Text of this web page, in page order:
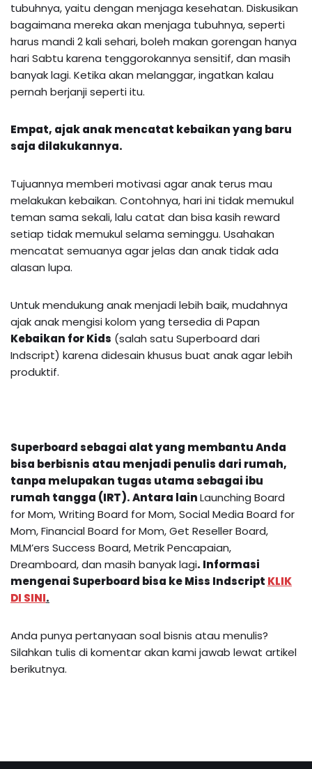
tubuhnya, yaitu dengan menjaga kesehatan. Diskusikan
bagaimana mereka akan menjaga tubuhnya, seperti
harus mandi 2 kali sehari, boleh makan gorengan hanya
hari Sabtu karena tenggorokannya sensitif, dan masih
banyak lagi. Ketika akan melanggar, ingatkan kalau
pernah berjanji seperti itu.
Empat, ajak anak mencatat kebaikan yang baru
saja dilakukannya.
Tujuannya memberi motivasi agar anak terus mau
melakukan kebaikan. Contohnya, hari ini tidak memukul
teman sama sekali, lalu catat dan bisa kasih reward
setiap tidak memukul selama seminggu. Usahakan
mencatat semuanya agar jelas dan anak tidak ada
alasan lupa.
Untuk mendukung anak menjadi lebih baik, mudahnya
ajak anak mengisi kolom yang tersedia di Papan
Kebaikan for Kids (salah satu Superboard dari
Indscript) karena didesain khusus buat anak agar lebih
produktif.
Superboard sebagai alat yang membantu Anda
bisa berbisnis atau menjadi penulis dari rumah,
tanpa melupakan tugas utama sebagai ibu
rumah tangga (IRT). Antara lainLaunching Board
for Mom, Writing Board for Mom, Social Media Board for
Mom, Financial Board for Mom, Get Reseller Board,
MLM’ers Success Board, Metrik Pencapaian,
Dreamboard, dan masih banyak lagi. Informasi
mengenai Superboard bisa ke Miss Indscript KLIK
DI SINI.
Anda punya pertanyaan soal bisnis atau menulis?
Silahkan tulis di komentar akan kami jawab lewat artikel
berikutnya.